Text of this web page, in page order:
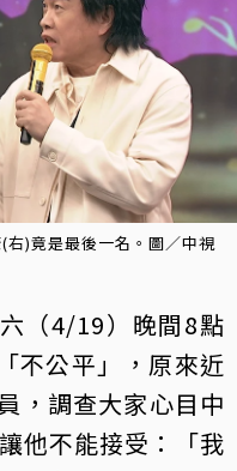
右)竟是最後一名。圖／中視
（4/19）晚間8點
不公平」，原來近
，調查大家心目中
他不能接受：「我